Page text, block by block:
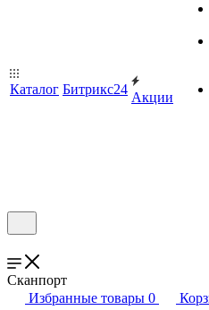
Каталог Битрикс24
Акции
Сканпорт
Избранные товары 0